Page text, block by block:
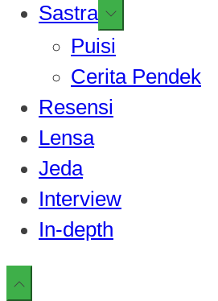
Sastra Show
sub
menu
Puisi
Cerita Pendek
Resensi
Lensa
Jeda
Interview
In-depth